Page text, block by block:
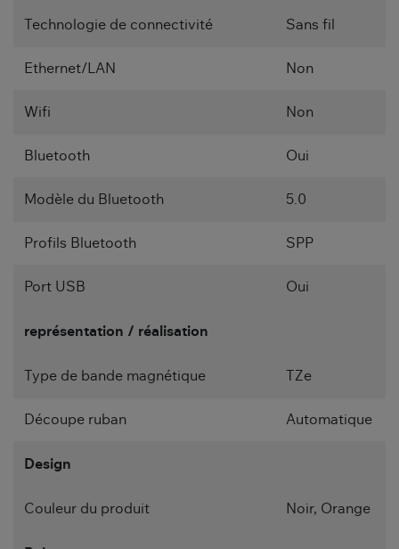
Technologie de connectivité Sans fil
Ethernet/LAN Non
Wifi Non
Bluetooth Oui
Modèle du Bluetooth 5.0
Profils Bluetooth SPP
Port USB Oui
représentation / réalisation
Type de bande magnétique TZe
Découpe ruban Automatique
Design
Couleur du produit Noir, Orange